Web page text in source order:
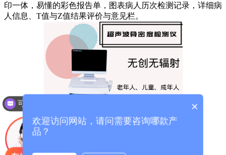
印一体，易懂的彩色报告单，图表病人历次检测记录，详细病
人信息、T值与Z值结果评价与意见栏。
×
欢迎访问网站，请问需要咨询哪款产
品？